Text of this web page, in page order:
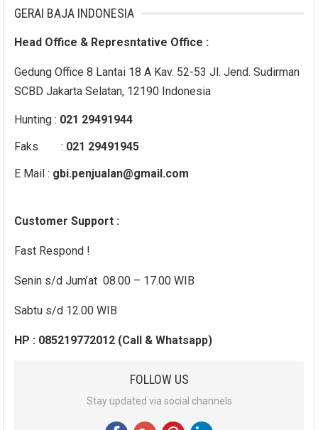
GERAI BAJA INDONESIA
Head Office & Represntative Office :
Gedung Office 8 Lantai 18 A Kav. 52-53 Jl. Jend. Sudirman
SCBD Jakarta Selatan, 12190 Indonesia
Hunting : 021 29491944
Faks : 021 29491945
E Mail : gbi.penjualan@gmail.com
Customer Support :
Fast Respond !
Senin s/d Jum’at 08.00 – 17.00 WIB
Sabtu s/d 12.00 WIB
HP : 085219772012 (Call & Whatsapp)
FOLLOW US
Stay updated via social channels